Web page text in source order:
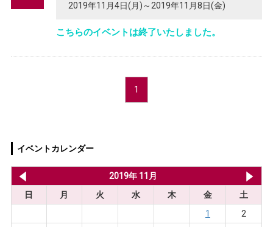
2019年11月4日(月)～2019年11月8日(金)
こちらのイベントは終了いたしました。
1
イベントカレンダー
2019年 11月
日
月 火 水 木 金
土
1
2